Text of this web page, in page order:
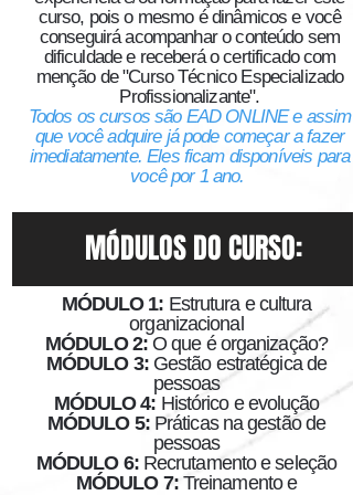
curso, pois o mesmo édinâmicos e você
conseguirá acompanhar o conteúdo sem
dificuldade e receberá o certificado com
menção de "Curso Técnico Especializado
Profissionalizante".
Todos os cursos são EAD ONLINE e assim
que você adquire já pode começar a fazer
imediatamente. Eles ficam disponíveis para
você por 1 ano.
MÓDULOS DO CURSO:
MÓDULO 1: Estrutura e cultura
organizacional
MÓDULO 2: O que é organização?
MÓDULO 3:Gestão estratégica de
pessoas
MÓDULO 4: Histórico e evolução
MÓDULO 5:Práticas na gestão de
pessoas
MÓDULO 6:Recrutamento e seleção
MÓDULO 7: Treinamento e